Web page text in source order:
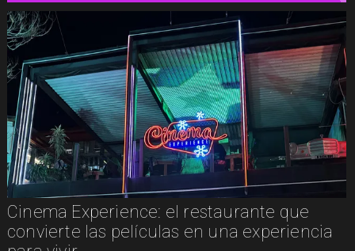
Cinema Experience: el restaurante que
convierte las películas en una experiencia